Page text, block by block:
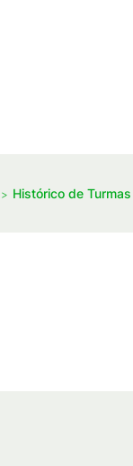
Histórico de Turmas